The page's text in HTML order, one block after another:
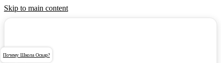
Skip to main content
Почему Школа Оскар?